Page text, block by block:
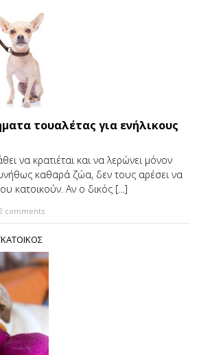
τουαλέτας για ενήλικους
να κρατιέται και να λερώνει μόνον
καθαρά ζώα, δεν τους αρέσει να
κατοικούν. Αν ο δικός […]
comments